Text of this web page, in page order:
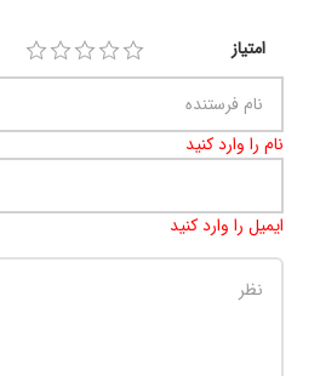
امتیاز
نام را وارد کنید
ایمیل را وارد کنید